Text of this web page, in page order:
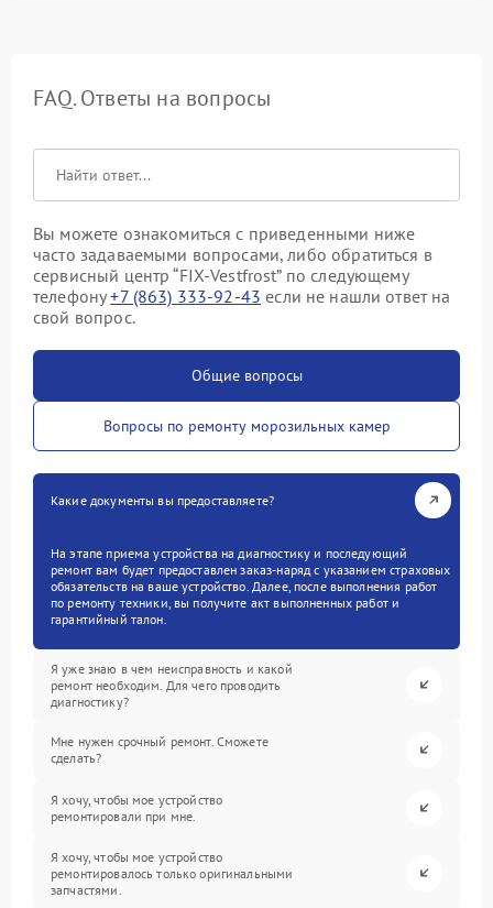
FAQ. Ответы на вопросы
Вы можете ознакомиться с приведенными ниже
часто задаваемыми вопросами, либо обратиться в
сервисный центр “FIX-Vestfrost” по следующему
телефону+7 (863) 333-92-43 если не нашли ответ на
свой вопрос.
Общие вопросы
Вопросы по ремонту морозильных камер
Какие документы вы предоставляете?
На этапе приема устройства на диагностику и последующий
ремонт вам будет предоставлен заказ-наряд с указанием страховых
обязательств на ваше устройство. Далее, после выполнения работ
по ремонту техники, вы получите акт выполненных работ и
гарантийный талон.
Я уже знаю в чем неисправность и какой
ремонт необходим. Для чего проводить
диагностику?
Мне нужен срочный ремонт. Сможете
сделать?
Я хочу, чтобы мое устройство
ремонтировали при мне.
Я хочу, чтобы мое устройство
ремонтировалось только оригинальными
запчастями.